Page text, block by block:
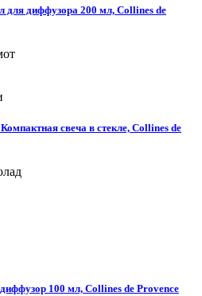
диффузора 200 мл, Collines de
свеча в стекле, Collines de
100 мл, Collines de Provence